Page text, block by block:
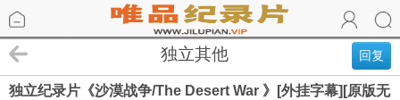
回复
独立其他
独立纪录片《沙漠战争/The Desert War 》[外挂字幕][原版无